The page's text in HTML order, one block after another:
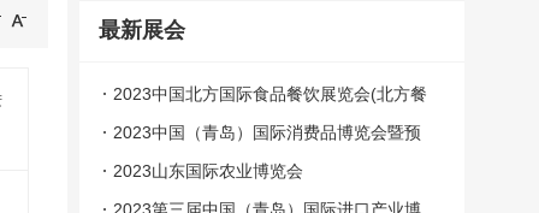
最新展会
2023中国北方国际食品餐饮展览会(北方餐
博会）
2023中国（青岛）国际消费品博览会暨预
制菜展览会
2023山东国际农业博览会